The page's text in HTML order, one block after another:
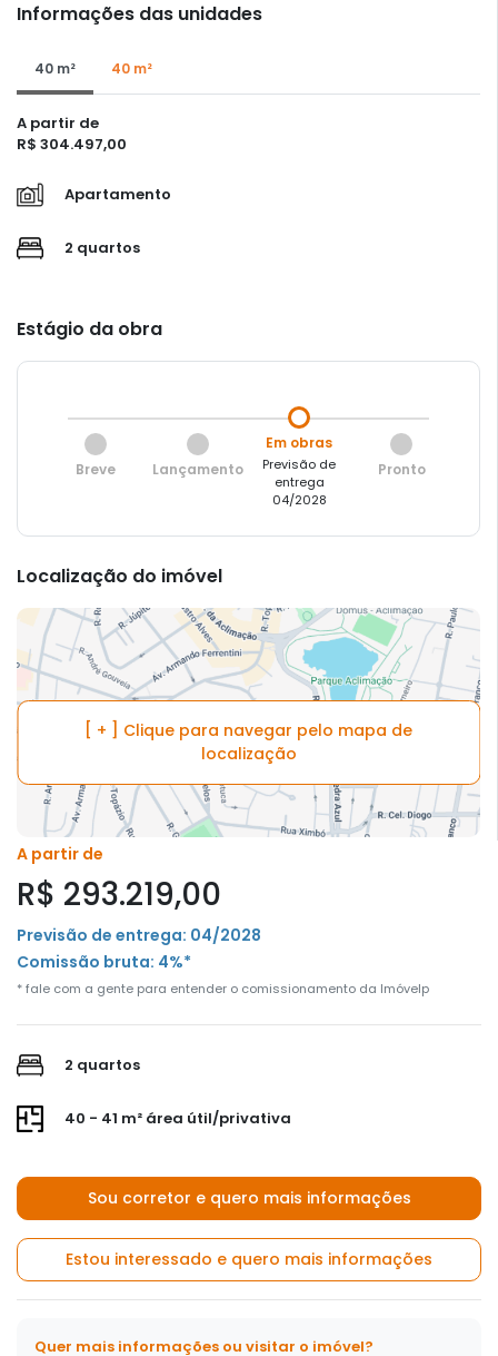
Informações das unidades
40 m² 40 m²
A partir de
R$ 304.497,00
Apartamento
2 quartos
Estágio da obra
Breve Lançamento
Em obras
Previsão de
entrega
04/2028
Pronto
Localização do imóvel
[ + ] Clique para navegar pelo mapa de
localização
A partir de
R$ 293.219,00
Previsão de entrega: 04/2028
Comissão bruta: 4%*
* fale com a gente para entender o comissionamento da Imóvelp
2 quartos
40 - 41 m² área útil/privativa
Sou corretor e quero mais informações
Estou interessado e quero mais informações
Quer mais informações ou visitar o imóvel?